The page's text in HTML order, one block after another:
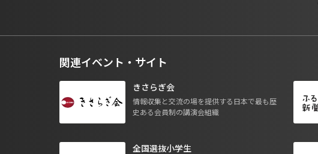
関連イベント・サイト
きさらぎ会
情報収集と交流の場を提供する日本で最も歴
史ある会員制の講演会組織
全国選抜小学生